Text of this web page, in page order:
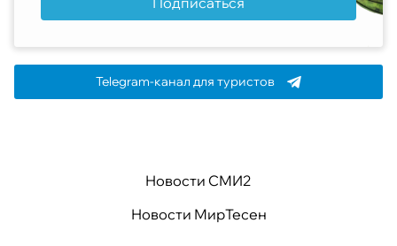
Telegram-канал для туристов
Новости СМИ2
Новости МирТесен